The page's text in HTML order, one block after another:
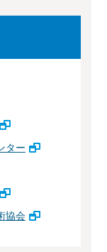
ター
協会